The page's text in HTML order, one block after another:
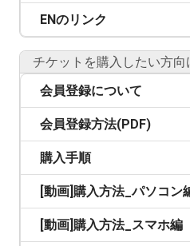
ENのリンク
チケットを購入したい方向
会員登録について
会員登録方法(PDF)
購入手順
[動画]購入方法_パソコン
[動画]購入方法_スマホ編